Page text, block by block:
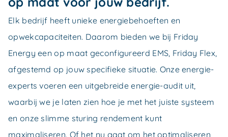
Elk bedrijf heeft unieke energiebehoeften en
opwekcapaciteiten. Daarom bieden we bij Friday
Energy een op maat geconfigureerd EMS, Friday Flex,
afgestemd op jouw specifieke situatie. Onze energie-
experts voeren een uitgebreide energie-audit uit,
waarbij we je laten zien hoe je met het juiste systeem
en onze slimme sturing rendement kunt
maximaliseren. Of het nu gaat om het optimaliseren